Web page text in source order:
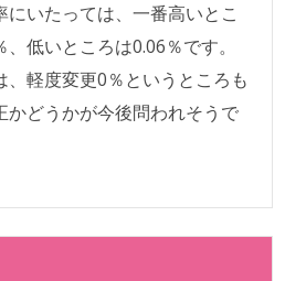
にいたっては、一番高いとこ
低いところは0.06％です。
、軽度変更0％というところも
かどうかが今後問われそうで